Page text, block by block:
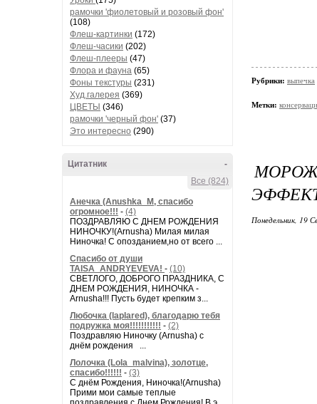
рамочки 'фиолетовый и розовый фон'
(108)
Флеш-картинки (172)
Флеш-часики (202)
Флеш-плееры (47)
Флора и фауна (65)
Фоны текстуры (231)
Худ.галерея (369)
ЦВЕТЫ (346)
рамочки 'черный фон' (37)
Это интересно (290)
-
Цитатник
Все (824)
Анечка (Anushka_M, спасибо
огромное!!! - (4)
ПОЗДРАВЛЯЮ С ДНЕМ РОЖДЕНИЯ
НИНОЧКУ!(Arnusha) Милая милая
Ниночка! С опозданием,но от всего ...
Спасибо от души
TAISA_ANDRYEVEVA! - (10)
СВЕТЛОГО, ДОБРОГО ПРАЗДНИКА, С
ДНЕМ РОЖДЕНИЯ, НИНОЧКА -
Arnusha!!! Пусть будет крепким з...
Любочка (laplared), благодарю тебя
подружка моя!!!!!!!!!!! - (2)
Поздравляю Ниночку (Arnusha) с
днём рождения ...
Лолочка (Lola_malvina), золотце,
спасибо!!!!!! - (3)
С днём Рождения, Ниночка!(Аrnusha)
Прими мои самые теплые
Рубрики: выпечка
Метки:
Понедельник, 19